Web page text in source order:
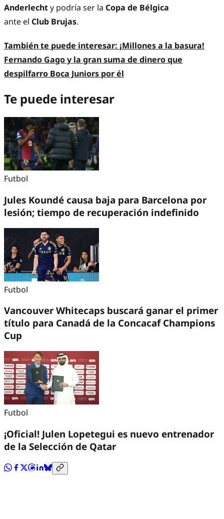
Anderlechty podría ser la Copa de Bélgica
ante el Club Brujas.
También te puede interesar: ¡Millones a la basura!
Fernando Gago y la gran suma de dinero que
despilfarro Boca Juniors por él
Te puede interesar
Futbol
Jules Koundé causa baja para Barcelona por
lesión; tiempo de recuperación indefinido
Futbol
Vancouver Whitecaps buscará ganar el primer
título para Canadá de la Concacaf Champions
Cup
Futbol
¡Oficial! Julen Lopetegui es nuevo entrenador
de la Selección de Qatar